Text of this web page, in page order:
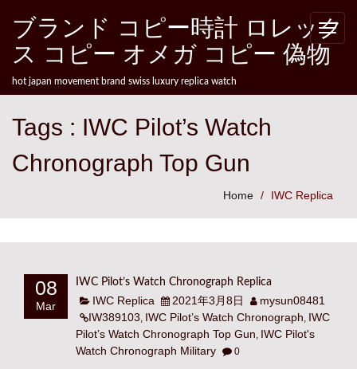
Toggle
ブランド コピー時計 ロレック
ス コピー オメガ コピー 偽物
hot japan movement brand swiss luxury replica watch
Tags : IWC Pilot’s Watch
Chronograph Top Gun
Home IWC Replica
08
Mar
IWC Pilot’s Watch Chronograph Replica
IWC Replica 2021年3月8日
mysun08481
IW389103, IWC Pilot’s Watch Chronograph, IWC
Pilot’s Watch Chronograph Top Gun, IWC Pilot's
Watch Chronograph Military
0